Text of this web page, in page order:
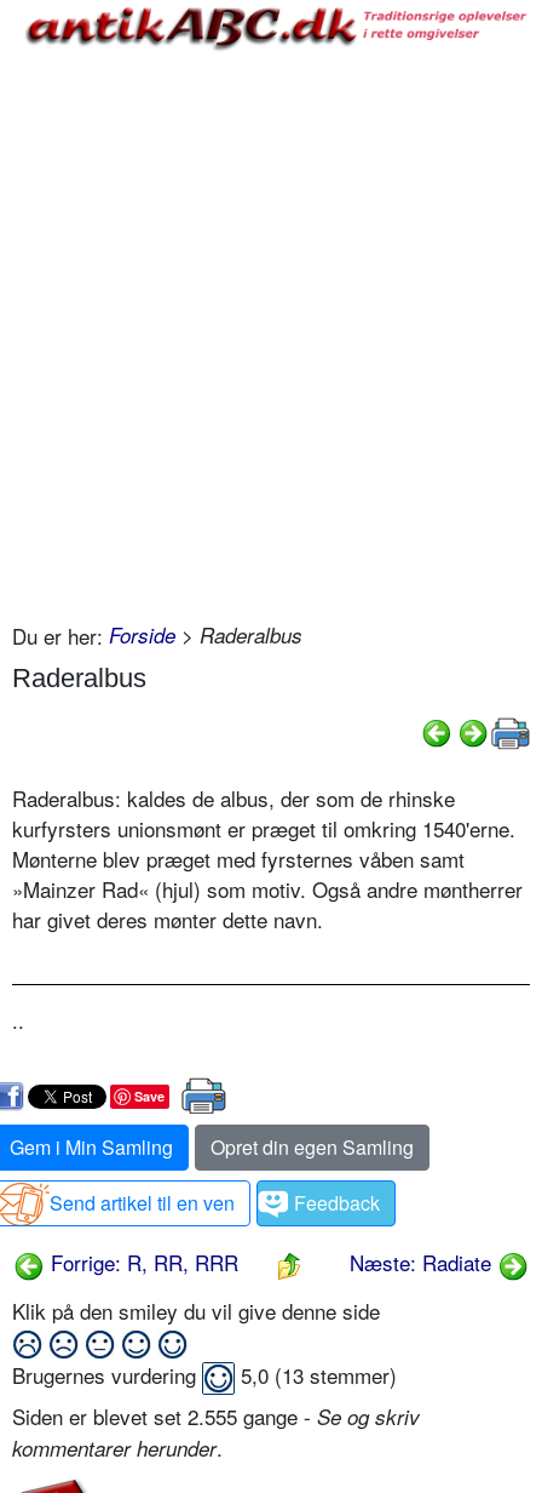
Du er her: Forside > Raderalbus
Raderalbus
Raderalbus: kaldes de albus, der som de rhinske
kurfyrsters unionsmønt er præget til omkring 1540'erne.
Mønterne blev præget med fyrsternes våben samt
»Mainzer Rad« (hjul) som motiv. Også andre møntherrer
har givet deres mønter dette navn.
..
Save
Gem i Min Samling
Opret din egen Samling
Send artikel til en ven
Feedback
Forrige: R, RR, RRR
Næste: Radiate
Klik på den smiley du vil give denne side
Brugernes vurdering 5,0 (13 stemmer)
Siden er blevet set 2.555 gange - Se og skriv
kommentarer herunder.